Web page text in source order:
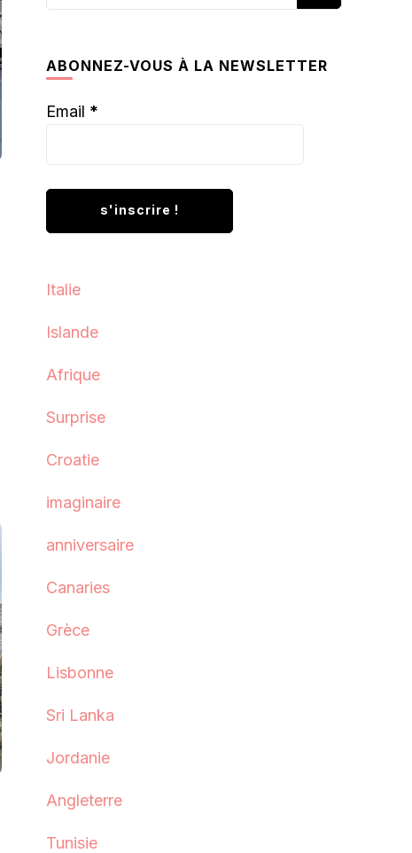
ABONNEZ-VOUS À LA NEWSLETTER
Email *
Italie
Islande
Afrique
Surprise
Croatie
imaginaire
anniversaire
Canaries
Grèce
Lisbonne
Sri Lanka
Jordanie
Angleterre
Tunisie